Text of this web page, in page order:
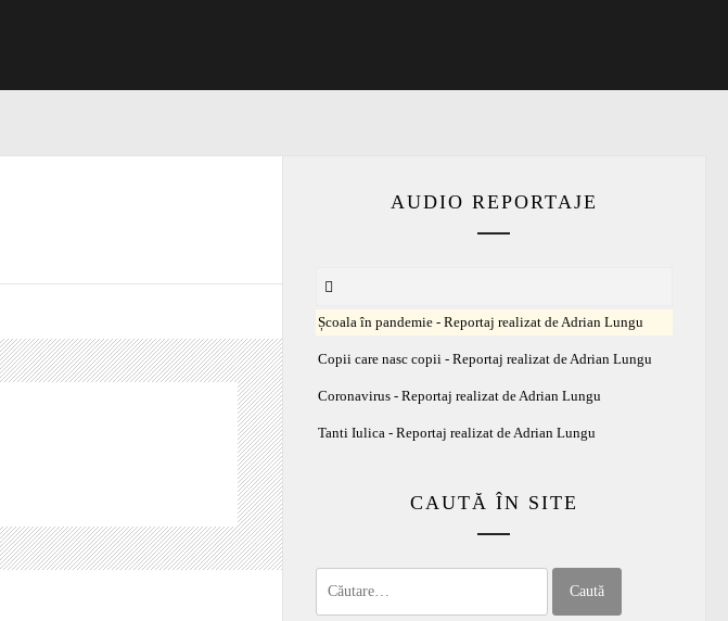
AUDIO REPORTAJE
Școala în pandemie - Reportaj realizat de Adrian Lungu
Copii care nasc copii - Reportaj realizat de Adrian Lungu
Coronavirus - Reportaj realizat de Adrian Lungu
Tanti Iulica - Reportaj realizat de Adrian Lungu
CAUTĂ ÎN SITE